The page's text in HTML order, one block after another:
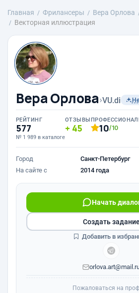
Главная Фрилансеры Вера Орлова
Векторная иллюстрация
Вера Орлова›VU.di
РЕЙТИНГ
577
№ 1 989 в каталоге
ОТЗЫВЫ
45 10/10
Город
Санкт-Петербург
На сайте с
2014 года
Начать
Создать задание
Добавить в
Пожаловаться на